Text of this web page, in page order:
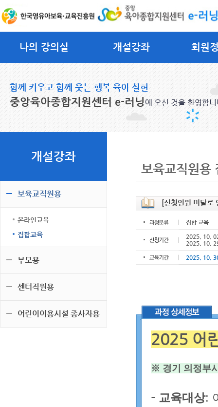
나의 강의실 개설강좌 회원
함께 키우고 함께 웃는 행복 육아 실현
중앙육아종합지원센터 e-러닝 에 오신 것을 환영합
개설강좌
보육교직원용
온라인교육
집합교육
부모용
센터직원용
어린이이용시설 종사자용
보육교직원용
[신청인원 미달
집합 교육
2025. 10.
2025. 10.
2025. 10.
2025 어
※ 경기 의정부
- 교육대상: